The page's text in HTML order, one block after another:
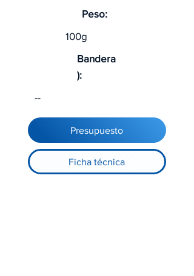
Peso:
100g
Bandera
):
--
Presupuesto
Ficha técnica